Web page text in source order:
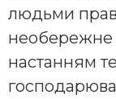
людьми
необережне
настанням